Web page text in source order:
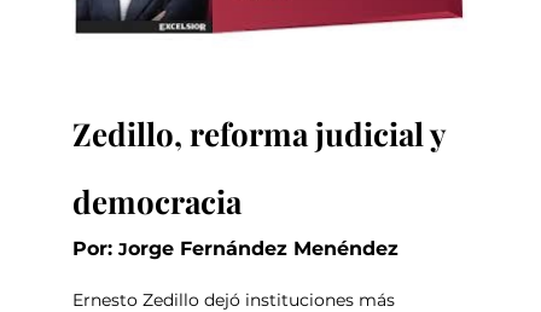
Zedillo, reforma judicial y
democracia
Por: Jorge Fernández Menéndez
Ernesto Zedillo dejó instituciones más